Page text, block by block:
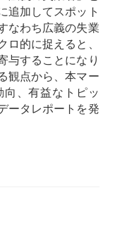
追加してスポット
なわち広義の失業
ロ的に捉えると、
与することになり
観点から、本マー
、有益なトピッ
ータレポートを発